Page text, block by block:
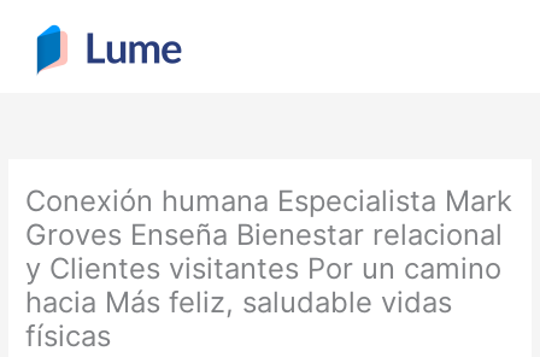
content
Conexión humana Especialista Mark
Groves Enseña Bienestar relacional
y Clientes visitantes Por un camino
hacia Más feliz, saludable vidas
físicas